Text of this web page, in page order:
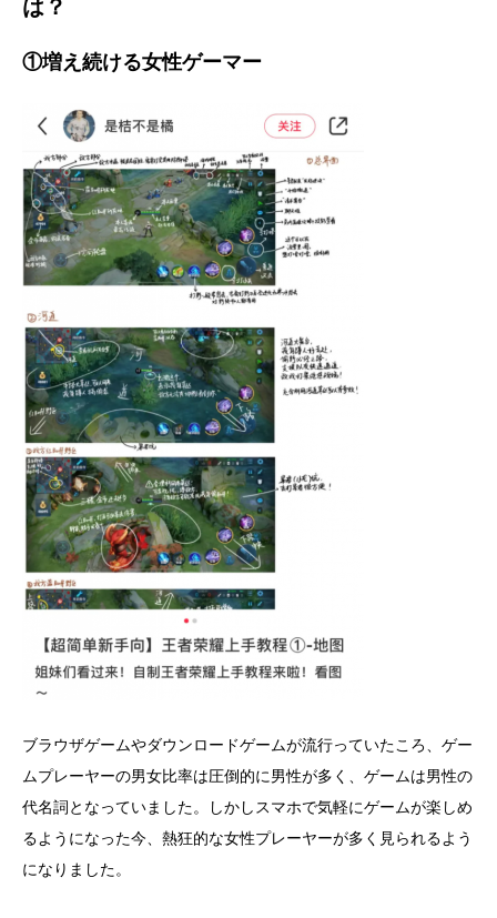
は？
①増え続ける女性ゲーマー
ブラウザゲームやダウンロードゲームが流行っていたころ、ゲー
ムプレーヤーの男女比率は圧倒的に男性が多く、ゲームは男性の
代名詞となっていました。しかしスマホで気軽にゲームが楽しめ
るようになった今、熱狂的な女性プレーヤーが多く見られるよう
になりました。